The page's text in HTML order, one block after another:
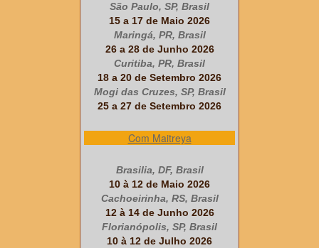
São Paulo, SP, Brasil
15 a 17 de Maio 2026
Maringá, PR, Brasil
26 a 28 de Junho 2026
Curitiba, PR, Brasil
18 a 20 de Setembro 2026
Mogi das Cruzes, SP, Brasil
25 a 27 de Setembro 2026
Com Maitreya
Brasilia, DF, Brasil
10 à 12 de Maio 2026
Cachoeirinha, RS, Brasil
12 à 14 de Junho 2026
Florianópolis, SP, Brasil
10 à 12 de Julho 2026